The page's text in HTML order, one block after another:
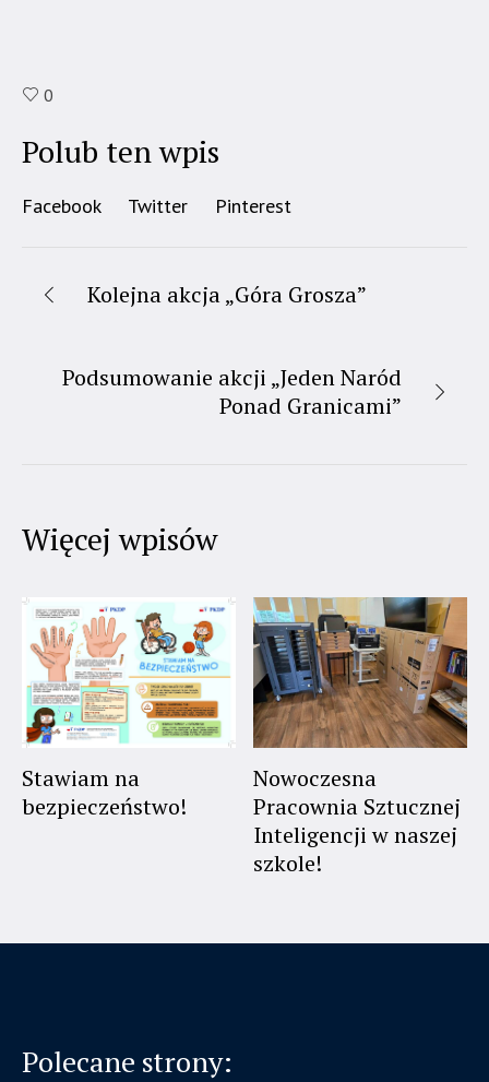
0
Polub ten wpis
Facebook Twitter Pinterest
Kolejna akcja „Góra Grosza”
Podsumowanie akcji „Jeden Naród
Ponad Granicami”
Więcej wpisów
Stawiam na
bezpieczeństwo!
Nowoczesna
Pracownia Sztucznej
Inteligencji w naszej
szkole!
Polecane strony: